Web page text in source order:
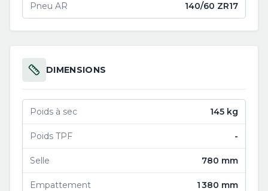
Pneu AR 140/60 ZR17
DIMENSIONS
Poids à sec 145 kg
Poids TPF -
Selle 780 mm
Empattement 1 380 mm